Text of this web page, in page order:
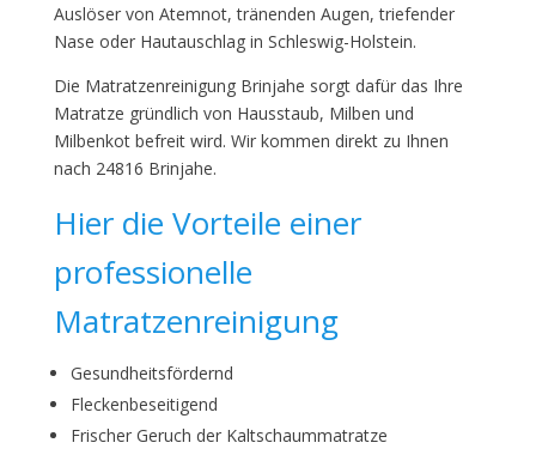
Auslöser von Atemnot, tränenden Augen, triefender
Nase oder Hautauschlag in Schleswig-Holstein.
Die Matratzenreinigung Brinjahe sorgt dafür das Ihre
Matratze gründlich von Hausstaub, Milben und
Milbenkot befreit wird. Wir kommen direkt zu Ihnen
nach 24816 Brinjahe.
Hier die Vorteile einer
professionelle
Matratzenreinigung
Gesundheitsfördernd
Fleckenbeseitigend
Frischer Geruch der Kaltschaummatratze